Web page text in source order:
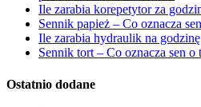
Ile zarabia korepetytor za
Sennik papież – Co oznacza
Ile zarabia hydraulik na godzinę
Sennik tort – Co oznacza sen o
Ostatnio dodane